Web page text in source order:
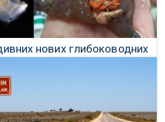
нових глибоководних
істот